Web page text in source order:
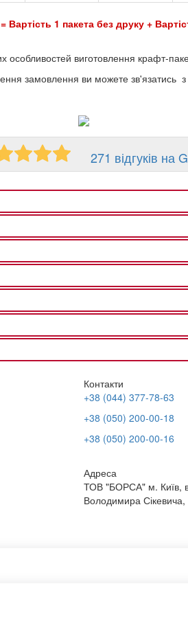
Вартість 1 пакета без друку +
особливостей виготовлення крафт-
замовлення ви можете зв'язатись
271 відгуків на
Контакти
+38 (044) 377-78-63
+38 (050) 200-00-18
+38 (050) 200-00-16
Адреса
ТОВ "БОРСА" м. Київ,
Володимира